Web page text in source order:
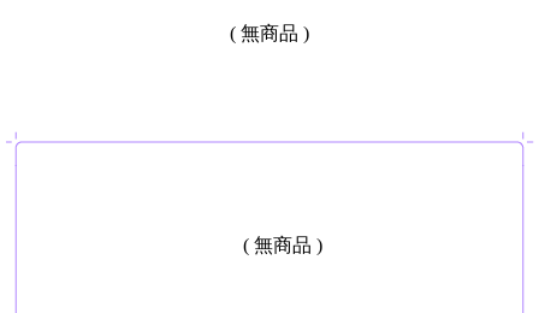
仔細閱讀 會員須知 & 售後須知
( 無商品 )
( 無商品 )